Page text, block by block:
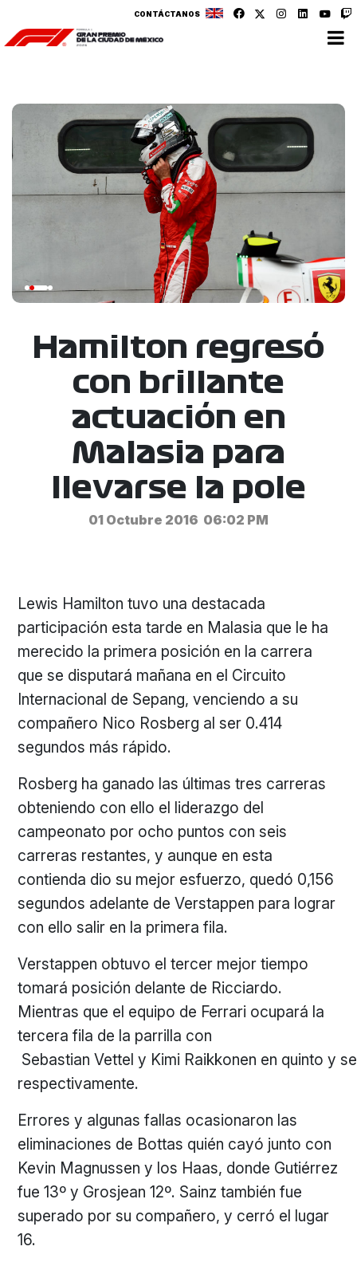
CONTÁCTANOS
Hamilton regresó
con brillante
actuación en
Malasia para
llevarse la pole
01 Octubre 2016 06:02 PM
Lewis Hamilton tuvo una destacada
participación esta tarde en Malasia que le ha
merecido la primera posición en la carrera
que se disputará mañana en el Circuito
Internacional de Sepang, venciendo a su
compañero Nico Rosberg al ser 0.414
segundos más rápido.
Rosberg ha ganado las últimas tres carreras
obteniendo con ello el liderazgo del
campeonato por ocho puntos con seis
carreras restantes, y aunque en esta
contienda dio su mejor esfuerzo, quedó 0,156
segundos adelante de Verstappen para lograr
con ello salir en la primera fila.
Verstappen obtuvo el tercer mejor tiempo
tomará posición delante de Ricciardo.
Mientras que el equipo de Ferrari ocupará la
tercera fila de la parrilla con
Sebastian Vettel y Kimi Raikkonen en quinto y
respectivamente.
Errores y algunas fallas ocasionaron las
eliminaciones de Bottas quién cayó junto con
Kevin Magnussen y los Haas, donde Gutiérrez
fue 13º y Grosjean 12º. Sainz también fue
superado por su compañero, y cerró el lugar
16.